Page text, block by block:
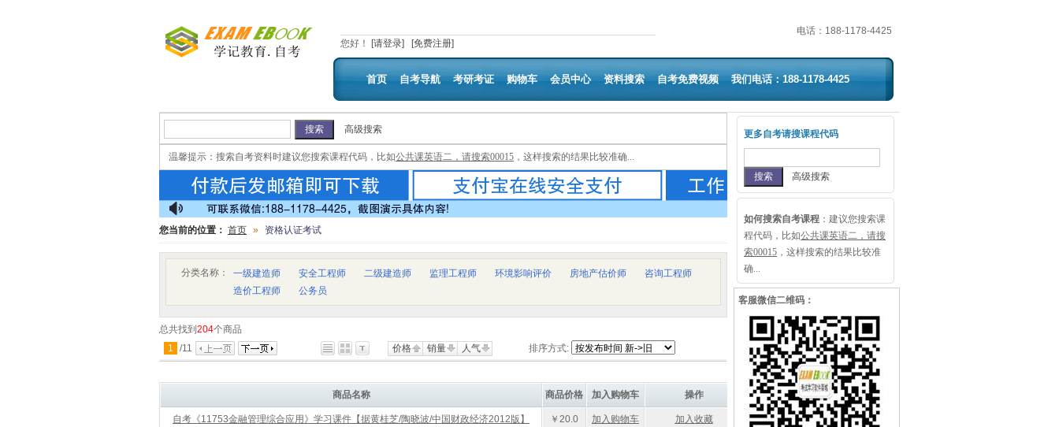
电话： 188-1178-4425
您好 ！ [请登录] [免费注册]
首页 自考导航 考研考证 购物车 会员中心 资料搜索 自考免费视频 我们电话：188-1178-4425
高级搜索
温馨提示： 搜索自考资料时建议您搜索课程代码，比如公共课英语二，请搜索00015 ，这样搜索的结果比较准确...
您当前的位置： 首页 » 资格认证考试
分类名称： 一级建造师 安全工程师 二级建造师 监理工程师 环境影响评价 房地产估价师
咨询工程师
造价工程师
公务员
总共找到 204个商品
1
/11 价格 销量 人气 排序方式:
商品名称 商品价格 加入购物车 操作
自考《11753金融管理综合应用》学习课件【据黄桂芝/陶晓波/中国财政经济2012版】 ￥20.0 加入购物车 加入收藏
更多自考请搜课程代码
高级搜索
如何搜索自考课程 ： 建议您搜索课
程代码，比如公共课英语二，请搜
索00015 ，这样搜索的结果比较准
确...
客服微信二维码：